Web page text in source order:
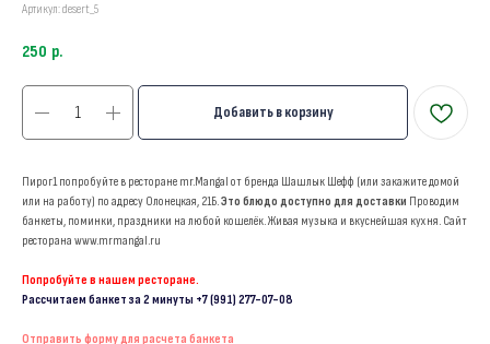
Артикул:desert_5
250 р.
Добавить в корзину
Пирог1 попробуйте в ресторане mr.Mangal от бренда Шашлык Шефф (или закажите домой
или на работу) по адресу Олонецкая, 21Б.Это блюдо доступно для доставки Проводим
банкеты, поминки, праздники на любой кошелёк. Живая музыка и вкуснейшая кухня. Сайт
ресторана www.mrmangal.ru
Попробуйте в нашем ресторане.
Рассчитаем банкет за 2 минуты +7 (991) 277-07-08
Отправить форму для расчета банкета